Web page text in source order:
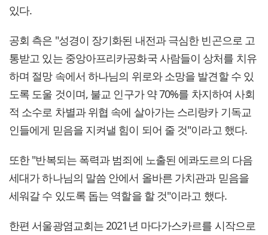
있다.
공회 측은 "성경이 장기화된 내전과 극심한 빈곤으로 고
통받고 있는 중앙아프리카공화국 사람들이 상처를 치유
하며 절망 속에서 하나님의 위로와 소망을 발견할 수 있
도록 도울 것이며, 불교 인구가 약 70%를 차지하여 사회
적 소수로 차별과 위협 속에 살아가는 스리랑카 기독교
인들에게 믿음을 지켜낼 힘이 되어 줄 것"이라고 했다.
또한 "반복되는 폭력과 범죄에 노출된 에콰도르의 다음
세대가 하나님의 말씀 안에서 올바른 가치관과 믿음을
세워갈 수 있도록 돕는 역할을 할 것"이라고 했다.
한편 서울광염교회는 2021년 마다가스카르를 시작으로